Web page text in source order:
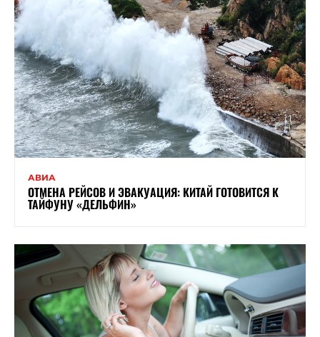
АВИА
ОТМЕНА РЕЙСОВ И ЭВАКУАЦИЯ: КИТАЙ ГОТОВИТСЯ К
ТАЙФУНУ «ДЕЛЬФИН»